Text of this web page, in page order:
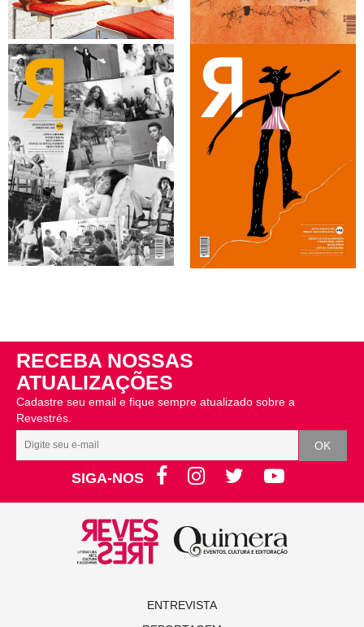
RECEBA NOSSAS
ATUALIZAÇÕES
Cadastre seu email e fique sempre atualizado sobre a
Revestrés.
SIGA-NOS
ENTREVISTA